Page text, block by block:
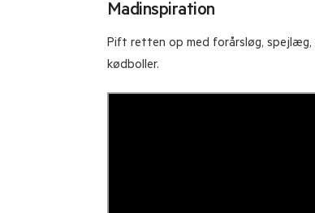
Madinspiration
Pift retten op med forårsløg, spejlæg,
kødboller.